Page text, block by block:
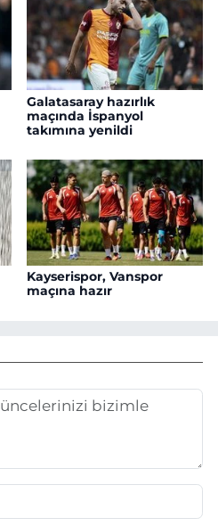
Galatasaray hazırlık
maçında İspanyol
takımına yenildi
Kayserispor, Vanspor
maçına hazır